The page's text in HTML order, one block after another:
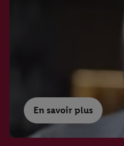
En savoir plus